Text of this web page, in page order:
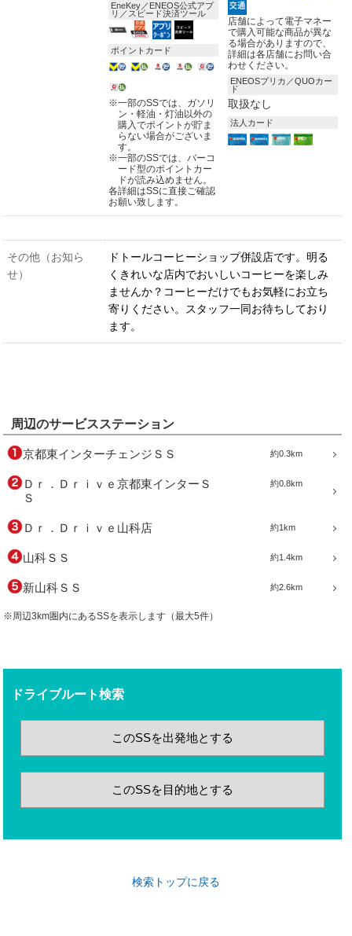
EneKey／ENEOS公式アプ
リ／スピード決済ツール
ポイントカード
※一部のSSでは、ガソリ
ン・軽油・灯油以外の
購入でポイントが貯ま
らない場合がございま
す。
※一部のSSでは、バーコ
ード型のポイントカー
ドが読み込めません。
各詳細はSSに直接ご確認
お願い致します。
店舗によって電子マネー
で購入可能な商品が異な
る場合がありますので、
詳細は各店舗にお問い合
わせください。
ENEOSプリカ／QUOカー
ド
取扱なし
法人カード
その他（お知ら
せ）
ドトールコーヒーショップ併設店です。明る
くきれいな店内でおいしいコーヒーを楽しみ
ませんか？コーヒーだけでもお気軽にお立ち
寄りください。スタッフ一同お待ちしており
ます。
周辺のサービスステーション
約0.3km
京都東インターチェンジＳＳ
約0.8km
Ｄｒ．Ｄｒｉｖｅ京都東インターＳ
Ｓ
約1km
Ｄｒ．Ｄｒｉｖｅ山科店
約1.4km
山科ＳＳ
約2.6km
新山科ＳＳ
※周辺3km圏内にあるSSを表示します（最大5件）
ドライブルート検索
このSSを出発地とする
このSSを目的地とする
検索トップに戻る